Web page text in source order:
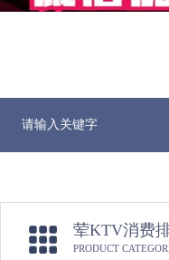
荤KTV消费
PRODUCT